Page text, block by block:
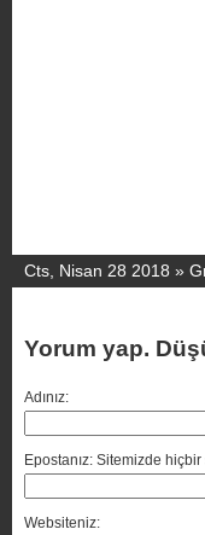
Cts, Nisan 28 2018 »
Yorum yap.
Adınız:
Epostanız: Sitemizde
Websiteniz: